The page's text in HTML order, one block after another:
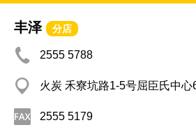
丰泽 分店
2555 5788
火炭 禾寮坑路1-5号屈臣氏中
2555 5179